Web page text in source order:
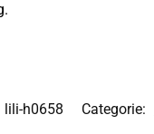
lili-h0658 Categorie: